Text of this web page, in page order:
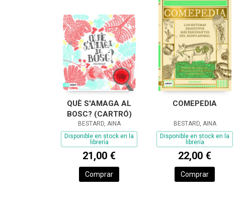
QUÈ S'AMAGA AL
BOSC? (CARTRÓ)
BESTARD, AINA
Disponible en stock en la
librería
21,00 €
Comprar
COMEPEDIA
BESTARD, AINA
Disponible en stock en la
librería
22,00 €
Comprar